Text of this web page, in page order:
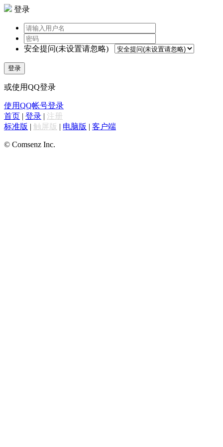
登录
安全提问(未设置请忽略)
登录
或使用QQ登录
使用QQ帐号登录
首页 | 登录 | 注册
标准版 | 触屏版 | 电脑版 | 客户端
© Comsenz Inc.